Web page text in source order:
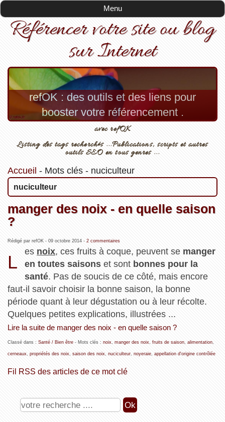
Menu
Référencer votre site ou blog
sur Internet
refOK : des outils et des liens pour
booster votre référencement .
avec refOK
Listing des tags recherchés ...Publications, scripts et autres
outils SEO en tous genres ...
Accueil - Mots clés- nuciculteur
nuciculteur
manger des noix - en quelle saison
?
Rédigé par refOK - 09 octobre 2014- 2 commentaires
L
es noix, ces fruits à coque, peuvent se manger
en toutes saisons et sont bonnes pour la
santé. Pas de soucis de ce côté, mais encore
faut-il savoir choisir la bonne saison, la bonne
période quant à leur dégustation ou à leur récolte.
Quelques petites explications, illustrées ...
Lire la suite de manger des noix - en quelle saison ?
Classé dans : Santé / Bien être- Mots clés : noix manger des noix, fruits de saison, alimentation,
cerneaux propriétés des noix saison des noix nuciculteur, noyeraie, appellation d'origine contrôlée
Fil RSS des articles de ce mot clé